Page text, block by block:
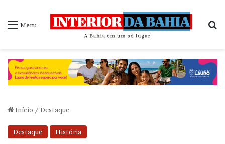
Menu
Início / Destaque
Destaque História